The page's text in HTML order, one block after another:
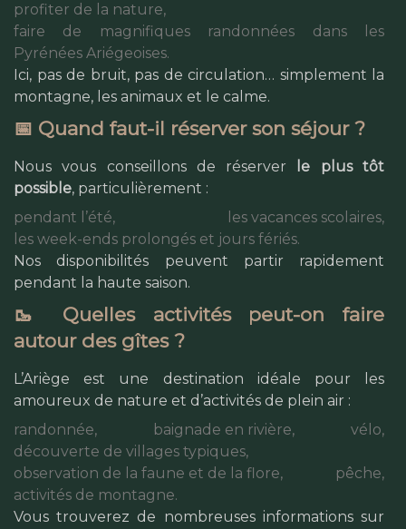
profiter de la nature,
faire de magnifiques randonnées dans les
Pyrénées Ariégeoises.
Ici, pas de bruit, pas de circulation… simplement la
montagne, les animaux et le calme.
📅 Quand faut-il réserver son séjour ?
Nous vous conseillons de réserver
le plus tôt
possible, particulièrement :
pendant l’été,
les vacances scolaires,
les week-ends prolongés et jours fériés.
Nos disponibilités peuvent partir rapidement
pendant la haute saison.
🥾 Quelles activités peut-on faire
autour des gîtes ?
L’Ariège est une destination idéale pour les
amoureux de nature et d’activités de plein air :
randonnée,
baignade en rivière,
vélo,
découverte de villages typiques,
observation de la faune et de la flore,
pêche,
activités de montagne.
Vous trouverez de nombreuses informations sur